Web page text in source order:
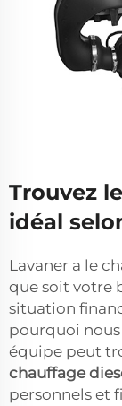
Trouvez
idéal
Lavaner a le
que soit votre
situation
pourquoi
équipe peut
chauffage
personnels et